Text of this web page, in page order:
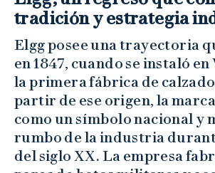
tradición y estrategia
Elgg posee una trayectoria
en 1847, cuando se instaló
la primera fábrica de
partir de ese origen, la
como un símbolo nacional y
rumbo de la industria
del siglo XX. La empresa